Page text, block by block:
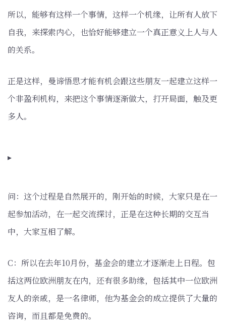
所以，能够有这样一个事情，这样一个机缘，让所有人放下
自我，来探索内心，也恰好能够建立一个真正意义上人与人
的关系。
正是这样，曼谛悟思才能有机会跟这些朋友一起建立这样一
个非盈利机构，来把这个事情逐渐做大，打开局面，触及更
多人。
▸
问：这个过程是自然展开的，刚开始的时候，大家只是在一
起参加活动，在一起交流探讨，正是在这种长期的交互当
中，大家互相了解。
C：所以在去年10月份，基金会的建立才逐渐走上日程。包
括这两位欧洲朋友在内，还有很多助缘，包括其中一位欧洲
友人的亲戚，是一名律师，他为基金会的成立提供了大量的
咨询，而且都是免费的。